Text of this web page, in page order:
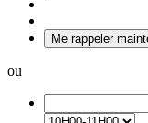
Me rappeler
ou